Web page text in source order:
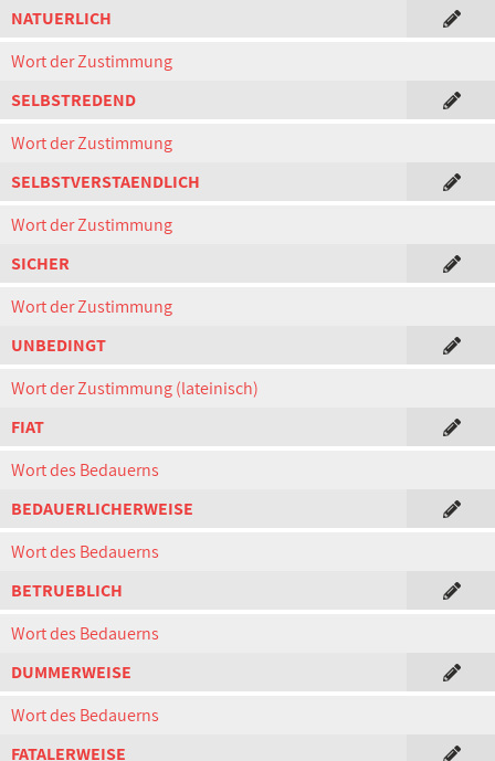
NATUERLICH
Wort der Zustimmung
SELBSTREDEND
Wort der Zustimmung
SELBSTVERSTAENDLICH
Wort der Zustimmung
SICHER
Wort der Zustimmung
UNBEDINGT
Wort der Zustimmung (lateinisch)
FIAT
Wort des Bedauerns
BEDAUERLICHERWEISE
Wort des Bedauerns
BETRUEBLICH
Wort des Bedauerns
DUMMERWEISE
Wort des Bedauerns
FATALERWEISE